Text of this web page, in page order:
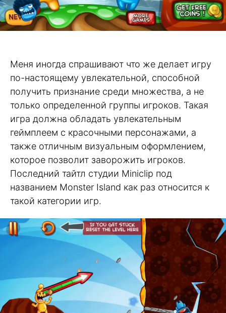
Меня иногда спрашивают что же делает игру
по-настоящему увлекательной, способной
получить признание среди множества, а не
только определенной группы игроков. Такая
игра должна обладать увлекательным
геймплеем с красочными персонажами, а
также отличным визуальным оформлением,
которое позволит заворожить игроков.
Последний тайтл студии Miniclip под
названием Monster Island как раз относится к
такой категории игр.